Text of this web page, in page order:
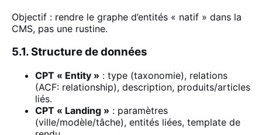
Objectif : rendre le graphe d’entités « natif » dans la
CMS, pas une rustine.
5.1. Structure de données
CPT « Entity » : type (taxonomie), relations
(ACF: relationship), description, produits/articles
liés.
CPT « Landing » : paramètres
(ville/modèle/tâche), entités liées, template de